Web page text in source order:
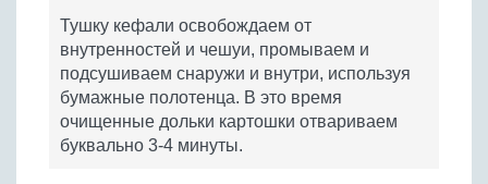
Тушку кефали освобождаем от
внутренностей и чешуи, промываем и
подсушиваем снаружи и внутри, используя
бумажные полотенца. В это время
очищенные дольки картошки отвариваем
буквально 3-4 минуты.